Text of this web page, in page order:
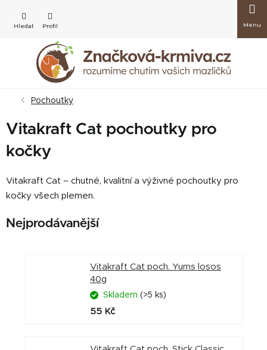
obsah
košík
Pochoutky
Vitakraft Cat pochoutky pro
kočky
Vitakraft Cat – chutné, kvalitní a výživné pochoutky pro
kočky všech plemen.
Nejprodávanější
Vitakraft Cat poch. Yums losos
40g
Skladem (>5 ks)
55 Kč